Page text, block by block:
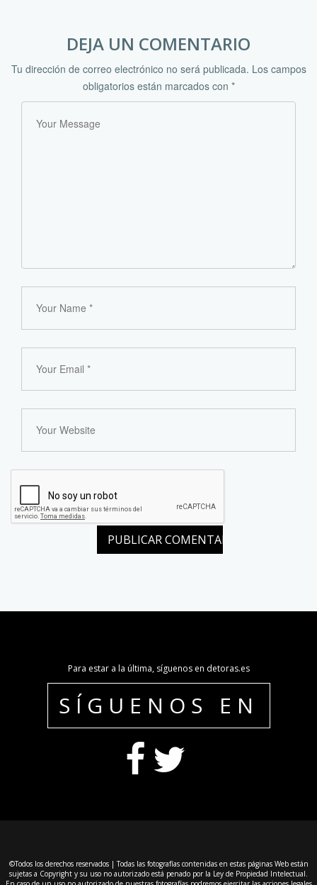
DEJA UN COMENTARIO
Tu dirección de correo electrónico no será publicada. Los campos
obligatorios están marcados con *
Para estar a la última, síguenos en detoras.es
SÍGUENOS EN
©Todos los derechos reservados | Todas las fotografías contenidas en estas páginas Web están
sujetas a Copyright y su uso no autorizado está penado por la Ley de Propiedad Intelectual.